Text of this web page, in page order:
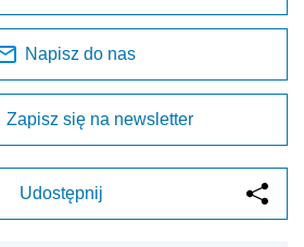
Napisz do nas
Zapisz się na newsletter
Udostępnij